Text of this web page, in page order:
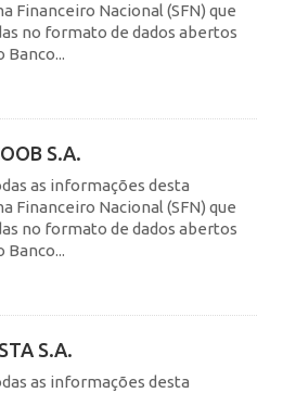
Financeiro Nacional (SFN) que
no formato de dados abertos
Banco...
S.A.
as informações desta
Financeiro Nacional (SFN) que
no formato de dados abertos
Banco...
S.A.
as informações desta